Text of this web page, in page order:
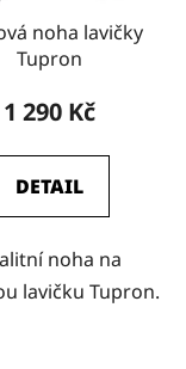
noha lavičky
Tupron
1 290 Kč
DETAIL
noha na
lavičku Tupron.